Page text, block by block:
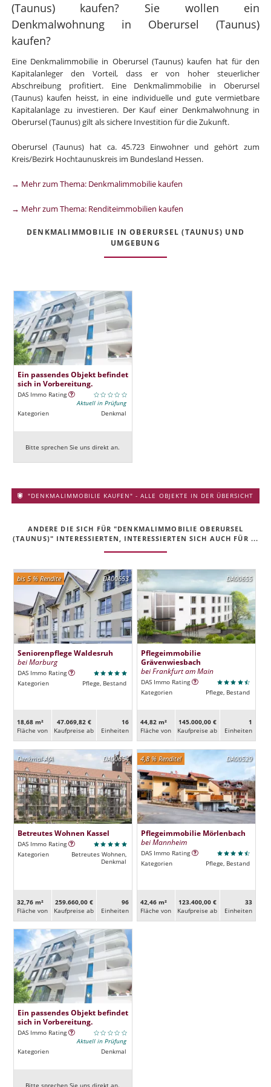
(Taunus) kaufen? Sie wollen ein
Denkmalwohnung in Oberursel (Taunus)
kaufen?
Eine Denkmalimmobilie in Oberursel (Taunus) kaufen hat für den
Kapitalanleger den Vorteil, dass er von hoher steuerlicher
Abschreibung profitiert. Eine Denkmalimmobilie in Oberursel
(Taunus) kaufen heisst, in eine individuelle und gute vermietbare
Kapitalanlage zu investieren. Der Kauf einer Denkmalwohnung in
Oberursel (Taunus) gilt als sichere Investition für die Zukunft.
Oberursel (Taunus) hat ca. 45.723 Einwohner und gehört zum
Kreis/Bezirk Hochtaunuskreis im Bundesland Hessen.
→ Mehr zum Thema: Denkmalimmobilie kaufen
→ Mehr zum Thema: Renditeimmobilien kaufen
DENKMALIMMOBILIE IN OBERURSEL (TAUNUS) UND
UMGEBUNG
Ein passendes Objekt befindet
sich in Vorbereitung.
DAS Immo Rating
Aktuell in Prüfung
Kategorien
Denkmal
Bitte sprechen Sie uns direkt an.
"DENKMALIMMOBILIE KAUFEN" - ALLE OBJEKTE IN DER ÜBERSICHT
ANDERE DIE SICH FÜR "DENKMALIMMOBILIE OBERURSEL
(TAUNUS)" INTERESSIERTEN, INTERESSIERTEN SICH AUCH FÜR ...
DA00653
bis 5 % Rendite
Seniorenpflege Waldesruh
bei Marburg
DAS Immo Rating
Kategorien
Pflege, Bestand
18,68 m²
Fläche von
47.069,82 €
Kaufpreise ab
16
Ein­heiten
DA00655
Pflegeimmobilie
Grävenwiesbach
bei Frankfurt am Main
DAS Immo Rating
Kategorien
Pflege, Bestand
44,82 m²
Fläche von
145.000,00 €
Kaufpreise ab
1
Ein­heiten
DA00654
Denkmal-AfA
Betreutes Wohnen Kassel
DAS Immo Rating
Kategorien
Betreutes Wohnen,
Denkmal
32,76 m²
Fläche von
259.660,00 €
Kaufpreise ab
96
Ein­heiten
DA00529
4,8 % Rendite!
Pflegeimmobilie Mörlenbach
bei Mannheim
DAS Immo Rating
Kategorien
Pflege, Bestand
42,46 m²
Fläche von
123.400,00 €
Kaufpreise ab
33
Ein­heiten
Ein passendes Objekt befindet
sich in Vorbereitung.
DAS Immo Rating
Aktuell in Prüfung
Kategorien
Denkmal
Bitte sprechen Sie uns direkt an.